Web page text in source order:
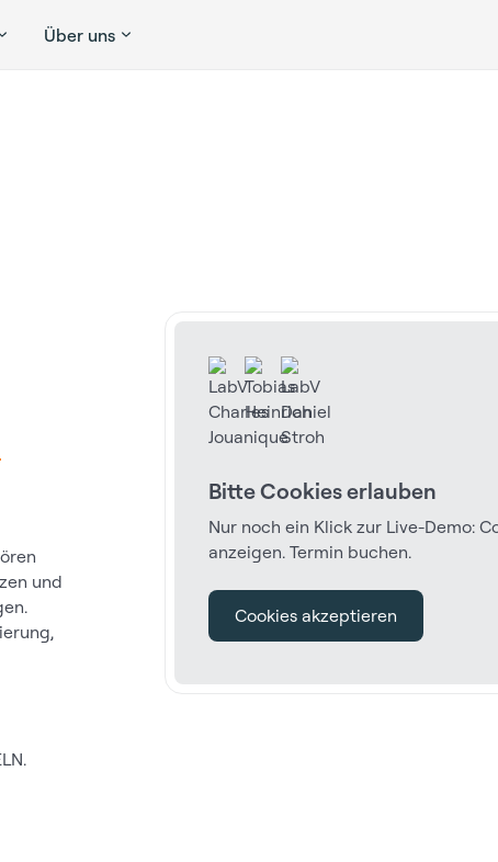
Über uns
und
Bitte Cookies erlauben
Nur noch ein Klick zur Live-Demo:
anzeigen. Termin buchen.
Cookies akzeptieren